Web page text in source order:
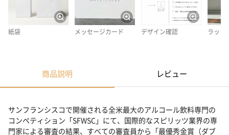
紙袋 メッセージカード デザイン確認 ラッピ
商品説明 レビュー
サンフランシスコで開催される全米最大のアルコール飲料専門の
コンペティション「SFWSC」にて、国際的なスピリッツ業界の専
門家による審査の結果、すべての審査員から「最優秀金賞（ダブ